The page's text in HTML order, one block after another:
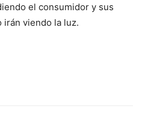
el consumidor y sus
irán viendo la luz.